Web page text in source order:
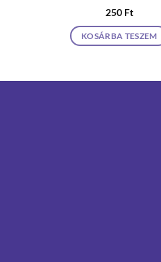
250 Ft
KOSÁRBA TESZEM